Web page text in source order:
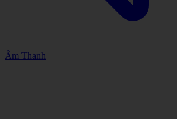
Âm Thanh